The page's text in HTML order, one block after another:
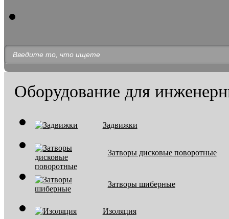
Оборудование для
Задвижки
Затворы дисковые поворотные
Затворы шиберные
Изоляция